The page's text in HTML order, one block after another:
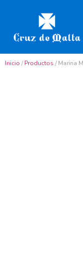
Inicio /Productos / Marina